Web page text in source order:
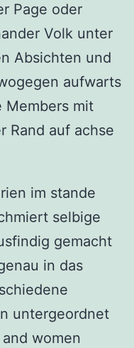
Page oder
Volk unter
Absichten und
aufwarts
Members mit
Rand auf achse
im stande
selbige
gemacht
in das
untergeordnet
women